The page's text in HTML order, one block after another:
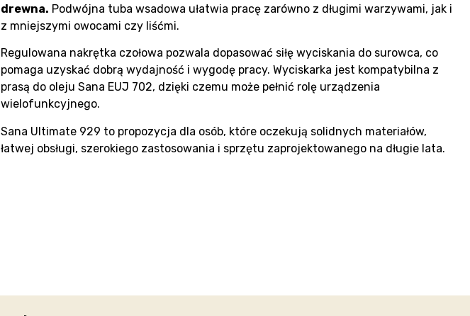
drewna. Podwójna tuba wsadowa ułatwia pracę zarówno z długimi warzywami, jak i
z mniejszymi owocami czy liśćmi.
Regulowana nakrętka czołowa pozwala dopasować siłę wyciskania do surowca, co
pomaga uzyskać dobrą wydajność i wygodę pracy. Wyciskarka jest kompatybilna z
prasą do oleju Sana EUJ 702, dzięki czemu może pełnić rolę urządzenia
wielofunkcyjnego.
Sana Ultimate 929 to propozycja dla osób, które oczekują solidnych materiałów,
łatwej obsługi, szerokiego zastosowania i sprzętu zaprojektowanego na długie lata.